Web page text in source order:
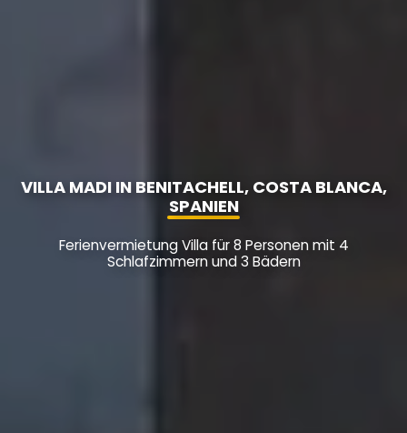
VILLA MADI IN BENITACHELL, COSTA BLANCA,
SPANIEN
Ferienvermietung Villa für 8 Personen mit 4
Schlafzimmern und 3 Bädern